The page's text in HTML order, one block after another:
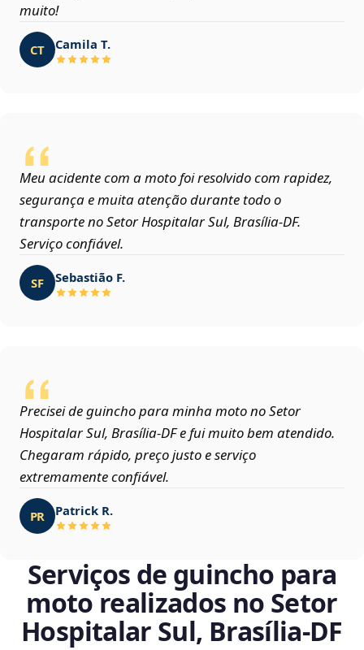
muito!
CT Camila T.
Meu acidente com a moto foi resolvido com rapidez,
segurança e muita atenção durante todo o
transporte no Setor Hospitalar Sul, Brasília‑DF.
Serviço confiável.
SF Sebastião F.
Precisei de guincho para minha moto no Setor
Hospitalar Sul, Brasília‑DF e fui muito bem atendido.
Chegaram rápido, preço justo e serviço
extremamente confiável.
PR Patrick R.
Serviços de guincho para
moto realizados no Setor
Hospitalar Sul, Brasília‑DF